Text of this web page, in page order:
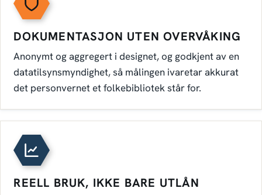
DOKUMENTASJON UTEN OVERVÅKING
Anonymt og aggregert i designet, og godkjent av en
datatilsynsmyndighet, så målingen ivaretar akkurat
det personvernet et folkebibliotek står for.
REELL BRUK, IKKE BARE UTLÅN